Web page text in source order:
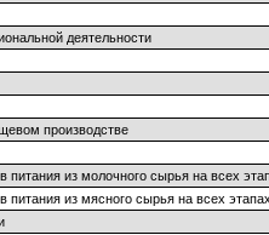
деятельности
производстве
питания из молочного сырья на всех
питания из мясного сырья на всех